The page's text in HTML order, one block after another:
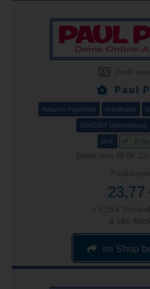
Profil
Paul
Amazon Payments Kreditkarte
SOFORT Überweisung
DHL E-
Daten vom
23,77
+ 4,25 €
& inkl.
im Shop